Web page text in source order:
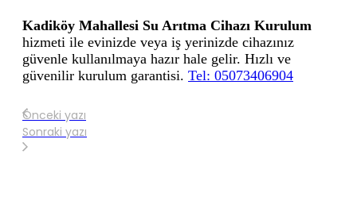
Kadiköy Mahallesi Su Arıtma Cihazı Kurulum
hizmeti ile evinizde veya iş yerinizde cihazınız
güvenle kullanılmaya hazır hale gelir. Hızlı ve
güvenilir kurulum garantisi. Tel: 05073406904
Önceki yazı
Sonraki yazı